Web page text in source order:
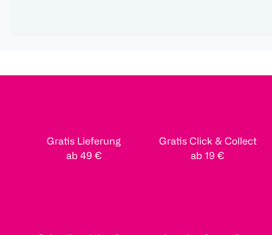
Gratis Lieferung
ab 49 €
Gratis Click & Collect
ab 19 €